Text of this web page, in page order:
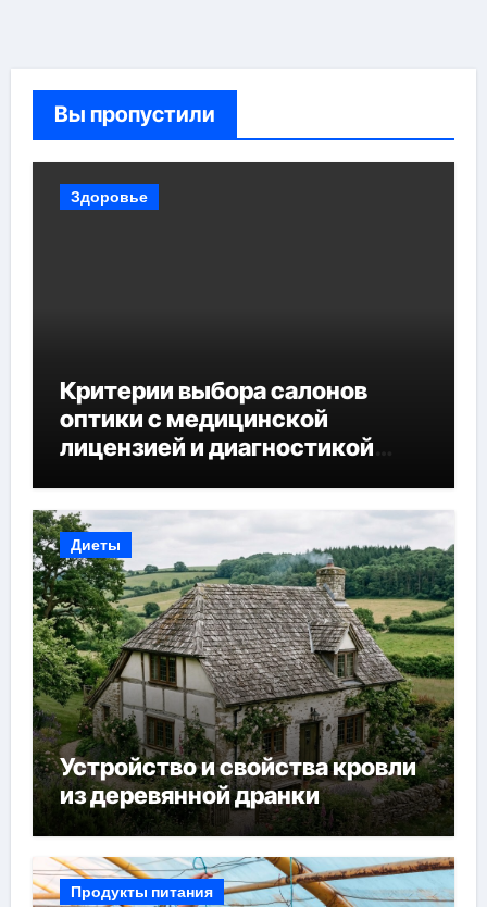
Вы пропустили
Здоровье
Критерии выбора салонов
оптики с медицинской
лицензией и диагностикой
Диеты
Устройство и свойства кровли
из деревянной дранки
Продукты питания